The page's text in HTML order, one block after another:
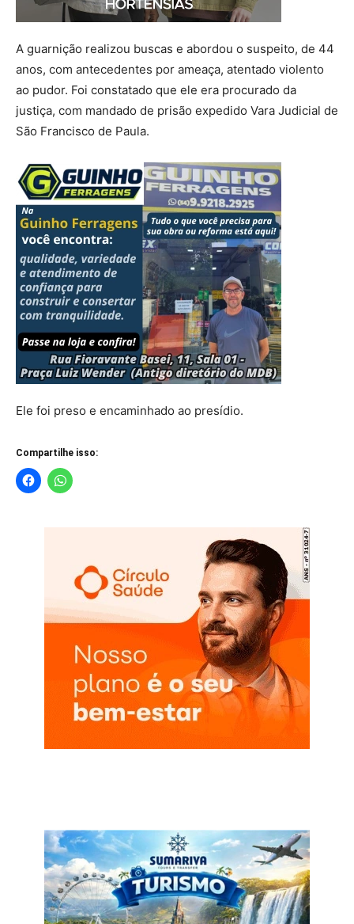
A guarnição realizou buscas e abordou o suspeito, de 44
anos, com antecedentes por ameaça, atentado violento
ao pudor. Foi constatado que ele era procurado da
justiça, com mandado de prisão expedido Vara Judicial de
São Francisco de Paula.
Ele foi preso e encaminhado ao presídio.
Compartilhe isso: